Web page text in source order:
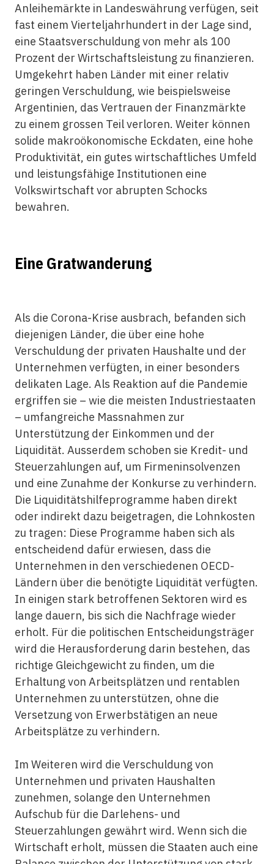
Anleihemärkte in Landeswährung verfügen, seit
fast einem Vierteljahrhundert in der Lage sind,
eine Staatsverschuldung von mehr als 100
Prozent der Wirtschaftsleistung zu finanzieren.
Umgekehrt haben Länder mit einer relativ
geringen Verschuldung, wie beispielsweise
Argentinien, das Vertrauen der Finanzmärkte
zu einem grossen Teil verloren. Weiter können
solide makroökonomische Eckdaten, eine hohe
Produktivität, ein gutes wirtschaftliches Umfeld
und leistungsfähige Institutionen eine
Volkswirtschaft vor abrupten Schocks
bewahren.
Eine Gratwanderung
Als die Corona-Krise ausbrach, befanden sich
diejenigen Länder, die über eine hohe
Verschuldung der privaten Haushalte und der
Unternehmen verfügten, in einer besonders
delikaten Lage. Als Reaktion auf die Pandemie
ergriffen sie – wie die meisten Industriestaaten
– umfangreiche Massnahmen zur
Unterstützung der Einkommen und der
Liquidität. Ausserdem schoben sie Kredit- und
Steuerzahlungen auf, um Firmeninsolvenzen
und eine Zunahme der Konkurse zu verhindern.
Die Liquiditätshilfeprogramme haben direkt
oder indirekt dazu beigetragen, die Lohnkosten
zu tragen: Diese Programme haben sich als
entscheidend dafür erwiesen, dass die
Unternehmen in den verschiedenen OECD-
Ländern über die benötigte Liquidität verfügten.
In einigen stark betroffenen Sektoren wird es
lange dauern, bis sich die Nachfrage wieder
erholt. Für die politischen Entscheidungsträger
wird die Herausforderung darin bestehen, das
richtige Gleichgewicht zu finden, um die
Erhaltung von Arbeitsplätzen und rentablen
Unternehmen zu unterstützen, ohne die
Versetzung von Erwerbstätigen an neue
Arbeitsplätze zu verhindern.
Im Weiteren wird die Verschuldung von
Unternehmen und privaten Haushalten
zunehmen, solange den Unternehmen
Aufschub für die Darlehens- und
Steuerzahlungen gewährt wird. Wenn sich die
Wirtschaft erholt, müssen die Staaten auch eine